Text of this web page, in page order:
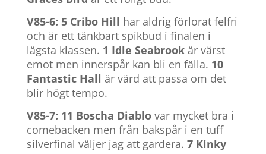
V85-6: 5 Cribo Hill har aldrig förlorat felfri
och är ett tänkbart spikbud i finalen i
lägsta klassen. 1 Idle Seabrookär värst
emot men innerspår kan bli en fälla. 10
Fantastic Hall är värd att passa om det
blir högt tempo.
V85-7: 11 Boscha Diablovar mycket bra i
comebacken men från bakspår i en tuff
silverfinal väljer jag att gardera. 7 Kinky